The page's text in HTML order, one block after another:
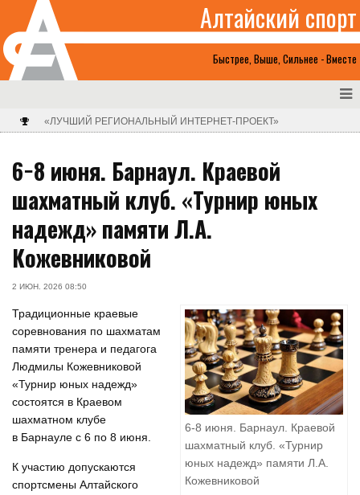
Быстрее, Выше, Сильнее - Вместе
Алтайский спорт
«ЛУЧШИЙ РЕГИОНАЛЬНЫЙ ИНТЕРНЕТ-ПРОЕКТ»
6−8 июня. Барнаул. Краевой
шахматный клуб. «Турнир юных
надежд» памяти Л.А.
Кожевниковой
2 ИЮН. 2026 08:50
6-8 июня. Барнаул. Краевой
шахматный клуб. «Турнир
юных надежд» памяти Л.А.
Кожевниковой
Традиционные краевые
соревнования по шахматам
памяти тренера и педагога
Людмилы Кожевниковой
«Турнир юных надежд»
состоятся в Краевом
шахматном клубе
в Барнауле с 6 по 8 июня.
К участию допускаются
спортсмены Алтайского